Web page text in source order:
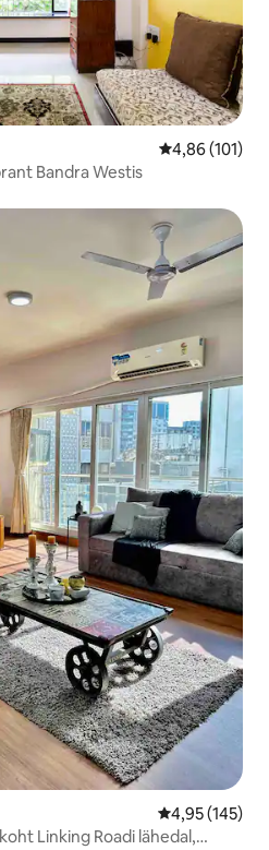
Keskmine
4,86 (101)
Trendikas 1BHK korter Vibrant Bandra Westis
Keskmine
4,95 (145)
Linking Roadi lähedal,